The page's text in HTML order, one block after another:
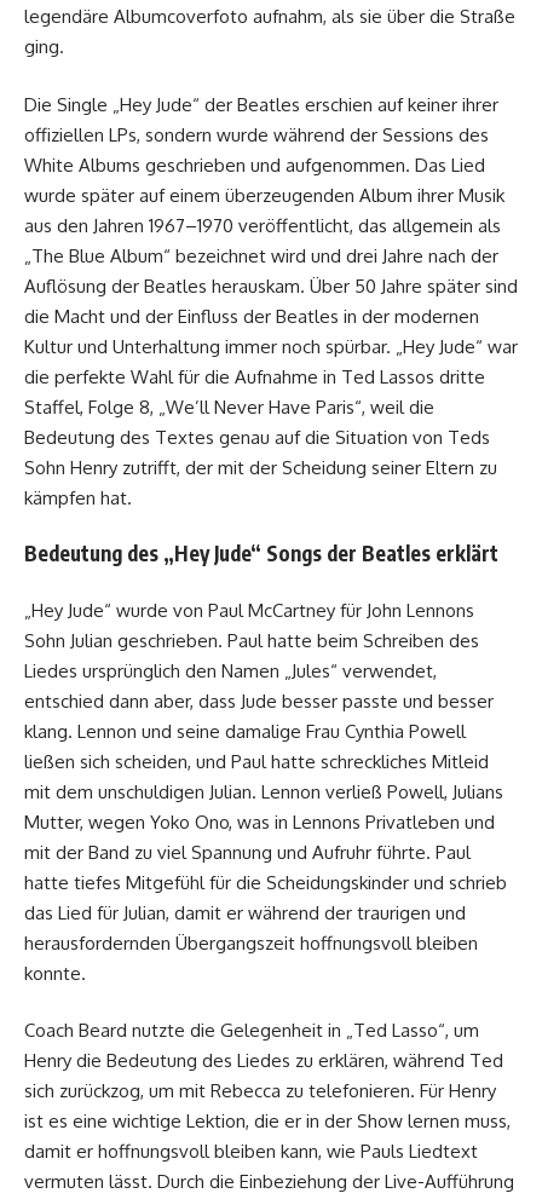
legendäre Albumcoverfoto aufnahm, als sie über die Straße
ging.
Die Single „Hey Jude“ der Beatles erschien auf keiner ihrer
offiziellen LPs, sondern wurde während der Sessions des
White Albums geschrieben und aufgenommen. Das Lied
wurde später auf einem überzeugenden Album ihrer Musik
aus den Jahren 1967–1970 veröffentlicht, das allgemein als
„The Blue Album“ bezeichnet wird und drei Jahre nach der
Auflösung der Beatles herauskam. Über 50 Jahre später sind
die Macht und der Einfluss der Beatles in der modernen
Kultur und Unterhaltung immer noch spürbar. „Hey Jude“ war
die perfekte Wahl für die Aufnahme in Ted Lassos dritte
Staffel, Folge 8, „We’ll Never Have Paris“, weil die
Bedeutung des Textes genau auf die Situation von Teds
Sohn Henry zutrifft, der mit der Scheidung seiner Eltern zu
kämpfen hat.
Bedeutung des „Hey Jude“ Songs der Beatles erklärt
„Hey Jude“ wurde von Paul McCartney für John Lennons
Sohn Julian geschrieben. Paul hatte beim Schreiben des
Liedes ursprünglich den Namen „Jules“ verwendet,
entschied dann aber, dass Jude besser passte und besser
klang. Lennon und seine damalige Frau Cynthia Powell
ließen sich scheiden, und Paul hatte schreckliches Mitleid
mit dem unschuldigen Julian. Lennon verließ Powell, Julians
Mutter, wegen Yoko Ono, was in Lennons Privatleben und
mit der Band zu viel Spannung und Aufruhr führte. Paul
hatte tiefes Mitgefühl für die Scheidungskinder und schrieb
das Lied für Julian, damit er während der traurigen und
herausfordernden Übergangszeit hoffnungsvoll bleiben
konnte.
Coach Beard nutzte die Gelegenheit in „Ted Lasso“, um
Henry die Bedeutung des Liedes zu erklären, während Ted
sich zurückzog, um mit Rebecca zu telefonieren. Für Henry
ist es eine wichtige Lektion, die er in der Show lernen muss,
damit er hoffnungsvoll bleiben kann, wie Pauls Liedtext
vermuten lässt. Durch die Einbeziehung der Live-Aufführung